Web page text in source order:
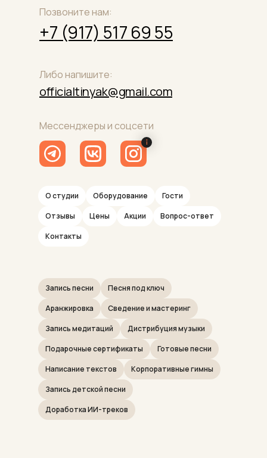
Позвоните нам:
+7 (917) 517 69 55
Либо напишите:
Мессенджеры и соцсети
officialtinyak@gmail.com
Запись песни
Песня под ключ
Аранжировка
Сведение и мастеринг
Запись медитаций
Дистрибуция музыки
Подарочные сертификаты
Готовые песни
Написание текстов
Корпоративные гимны
Запись детской песни
Доработка ИИ-треков
О студии Оборудование
Гости
Отзывы
Цены Акции
Вопрос-ответ
Контакты